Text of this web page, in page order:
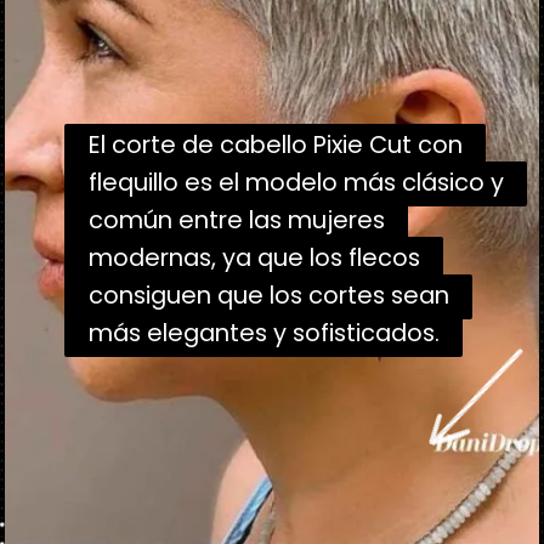
El corte de cabello Pixie Cut con
flequillo es el modelo más clásico y
común entre las mujeres
modernas, ya que los flecos
consiguen que los cortes sean
más elegantes y sofisticados.
El corte de cabello Pixie Cut con
flequillo es el modelo más clásico y
común entre las mujeres
modernas, ya que los flecos
consiguen que los cortes sean
más elegantes y sofisticados.